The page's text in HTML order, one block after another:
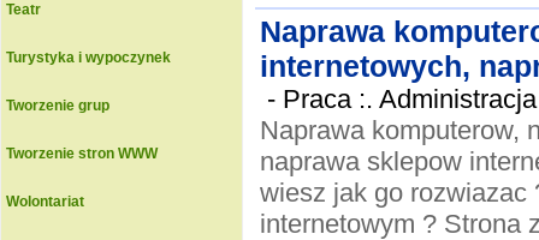
Teatr
Turystyka i wypoczynek
Tworzenie grup
Tworzenie stron WWW
Wolontariat
Naprawa
internetowych,
- Praca :. Administracja
Naprawa komputerow,
naprawa sklepow
wiesz jak go rozwiazac
internetowym ? Strona